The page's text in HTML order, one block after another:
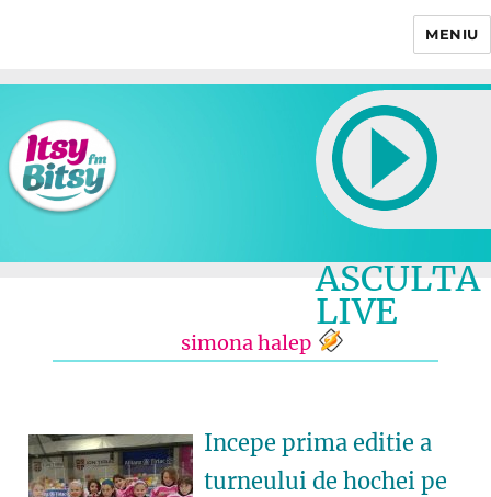
MENIU
ASCULTA
LIVE
simona halep
Incepe prima editie a
turneului de hochei pe